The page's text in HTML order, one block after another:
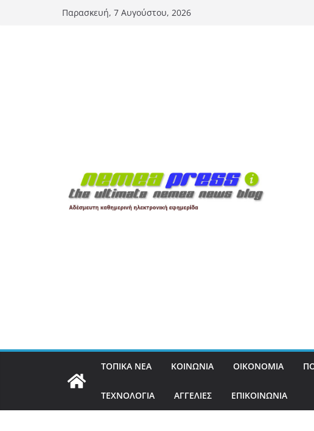
Παρασκευή, 7 Αυγούστου, 2026
ΤΟΠΙΚΑ ΝΕΑ ΚΟΙΝΩΝΙΑ ΟΙΚΟΝΟΜΙΑ
ΤΕΧΝΟΛΟΓΙΑ ΑΓΓΕΛΙΕΣ ΕΠΙΚΟΙΝΩΝΙΑ